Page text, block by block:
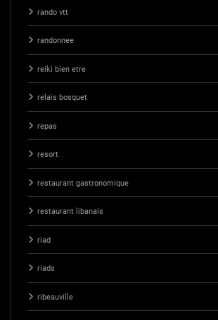
rando vtt
randonnee
reiki bien etre
relais bosquet
repas
resort
restaurant gastronomique
restaurant libanais
riad
riads
ribeauville